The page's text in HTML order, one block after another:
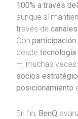
100% a través
aunque sí
través de
Con participación
desde tecnología
—, muchas
socios
posicionamiento
En fin, BenQ